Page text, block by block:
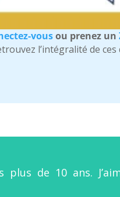
vousou prenez un
l’intégralité de
de 10 ans.